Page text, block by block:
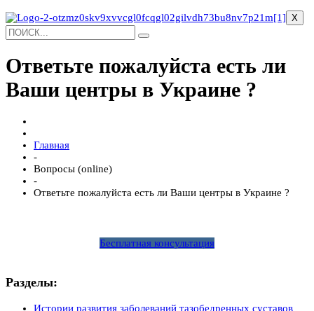
X
Ответьте пожалуйста есть ли
Ваши центры в Украине ?
Главная
-
Вопросы (online)
-
Ответьте пожалуйста есть ли Ваши центры в Украине ?
Бесплатная консультация
Разделы:
Истории развития заболеваний тазобедренных суставов